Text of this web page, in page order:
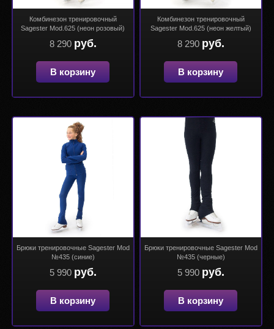
Комбинезон тренировочный
Sagester Mod.625 (неон розовый)
8 290 руб.
В корзину
Комбинезон тренировочный
Sagester Mod.625 (неон желтый)
8 290 руб.
В корзину
Брюки тренировочные Sagester Mod
№435 (синие)
5 990 руб.
В корзину
Брюки тренировочные Sagester Mod
№435 (черные)
5 990 руб.
В корзину